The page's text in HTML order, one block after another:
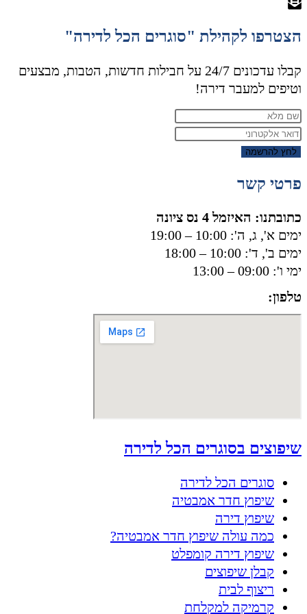
הצטרפו לקהילת "סוגרים הכל לדירה"
קבלו עדכונים 24/7 על חבילות חדשות, הטבות, מבצעים
וטיפים למעבר דירה!
לחץ להרשמה
פרטי קשר
כתובתנו: האיזמל 4 נס ציונה
ימים א', ג, ה': 10:00 – 19:00
ימים ב', ד': 10:00 – 18:00
ימי ו': 09:00 – 13:00
טלפון:
שיפוצים בסוגרים הכל לדירה
סוגרים הכל לדירה
שיפוץ חדר אמבטיה
שיפוץ דירה
כמה עולה שיפוץ חדר אמבטיה?
שיפוץ דירה קומפלט
קבלן שיפוצים
ריצוף לבית
קרמיקה למקלחת